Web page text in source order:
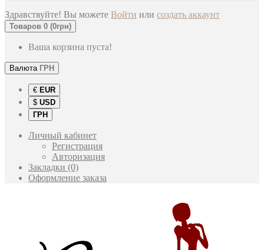
Здравствуйте! Вы можете Войти или создать аккаунт
Товаров 0 (0грн)
Ваша корзина пуста!
Валюта ГРН
€ EUR
$ USD
ГРН
Личный кабинет
Регистрация
Авторизация
Закладки (0)
Оформление заказа